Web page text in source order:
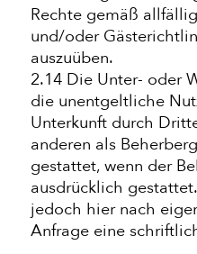
Rechte gemäß
und/oder
auszuüben.
2.14 Die Unter- oder
die unentgeltliche
Unterkunft durch
anderen als
gestattet, wenn der
ausdrücklich
jedoch hier nach
Anfrage eine